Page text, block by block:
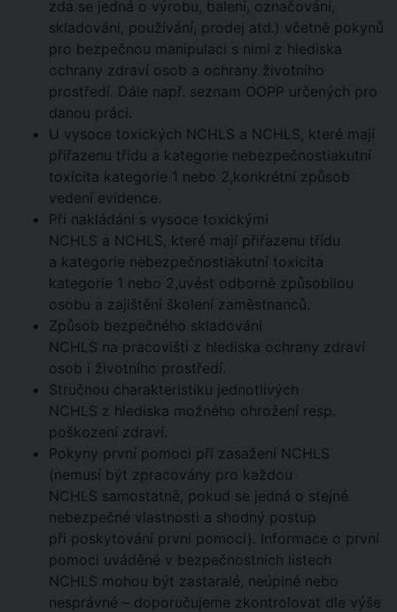
zda se jedná o výrobu, balení, označování,
skladování, používání, prodej atd.) včetně pokynů
pro bezpečnou manipulaci s nimi z hlediska
ochrany zdraví osob a ochrany životního
prostředí. Dále např. seznam OOPP určených pro
danou práci.
U vysoce toxických NCHLS a NCHLS, které mají
přiřazenu třídu a kategorie nebezpečnostiakutní
toxicita kategorie 1 nebo 2,konkrétní způsob
vedení evidence.
Při nakládání s vysoce toxickými
NCHLS a NCHLS, které mají přiřazenu třídu
a kategorie nebezpečnostiakutní toxicita
kategorie 1 nebo 2,uvést odborně způsobilou
osobu a zajištění školení zaměstnanců.
Způsob bezpečného skladování
NCHLS na pracovišti z hlediska ochrany zdraví
osob i životního prostředí.
Stručnou charakteristiku jednotlivých
NCHLS z hlediska možného ohrožení resp.
poškození zdraví.
Pokyny první pomoci při zasažení NCHLS
(nemusí být zpracovány pro každou
NCHLS samostatně, pokud se jedná o stejné
nebezpečné vlastnosti a shodný postup
při poskytování první pomoci). Informace o první
pomoci uváděné v bezpečnostních listech
NCHLS mohou být zastaralé, neúplné nebo
nesprávné – doporučujeme zkontrolovat dle výše